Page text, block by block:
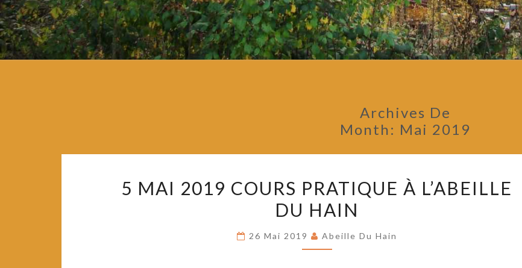
Archives De
Month: Mai 2019
MAI
2019
PRATIQUE
5 MAI 2019 COURS PRATIQUE À L’ABEILLE
DU HAIN
26 Mai 2019 Abeille Du Hain